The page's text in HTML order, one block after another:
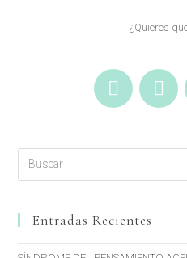
¿Quieres
Entradas Recientes